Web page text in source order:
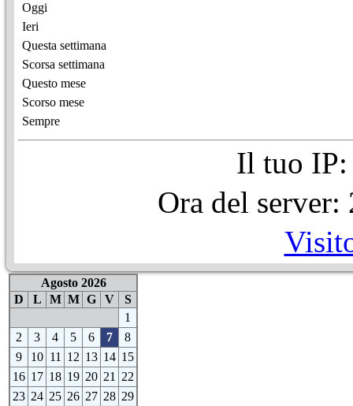
Oggi
Ieri
Questa settimana
Scorsa settimana
Questo mese
Scorso mese
Sempre
Il tuo IP:
Ora del
Agosto 2026
D
L M M G V
S
1
2
3 4 5 6 7
8
9
10 11 12 13 14 15
16 17 18 19 20 21
22
23 24 25 26 27 28 29